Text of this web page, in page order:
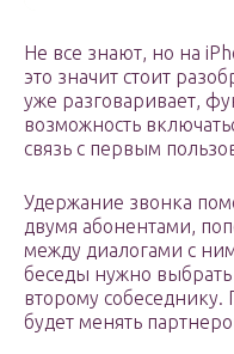
Не все знают, но на
это значит стоит
уже разговаривает,
возможность
связь с первым
Удержание звонка
двумя абонентами,
между диалогами с
беседы нужно
второму собеседнику.
будет менять